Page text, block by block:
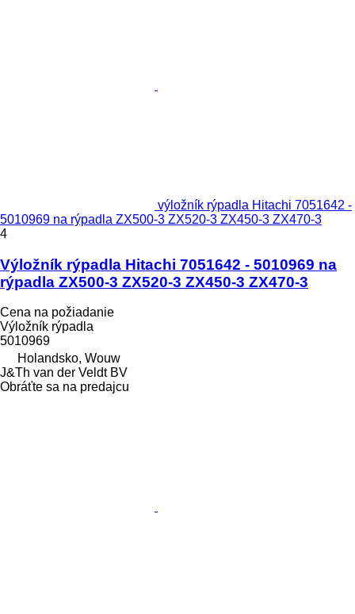
výložník rýpadla Hitachi 7051642 -
5010969 na rýpadla ZX500-3 ZX520-3 ZX450-3 ZX470-3
4
Výložník rýpadla Hitachi 7051642 - 5010969 na
rýpadla ZX500-3 ZX520-3 ZX450-3 ZX470-3
Cena na požiadanie
Výložník rýpadla
5010969
Holandsko, Wouw
J&Th van der Veldt BV
Obráťte sa na predajcu